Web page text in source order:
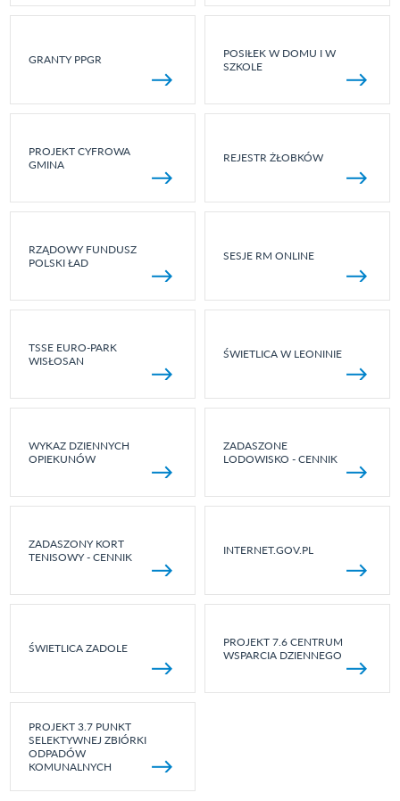
GRANTY PPGR
POSIŁEK W DOMU I W
SZKOLE
PROJEKT CYFROWA
GMINA
REJESTR ŻŁOBKÓW
RZĄDOWY FUNDUSZ
POLSKI ŁAD
SESJE RM ONLINE
TSSE EURO-PARK
WISŁOSAN
ŚWIETLICA W LEONINIE
WYKAZ DZIENNYCH
OPIEKUNÓW
ZADASZONE
LODOWISKO - CENNIK
ZADASZONY KORT
TENISOWY - CENNIK
INTERNET.GOV.PL
ŚWIETLICA ZADOLE
PROJEKT 7.6 CENTRUM
WSPARCIA DZIENNEGO
PROJEKT 3.7 PUNKT
SELEKTYWNEJ ZBIÓRKI
ODPADÓW
KOMUNALNYCH